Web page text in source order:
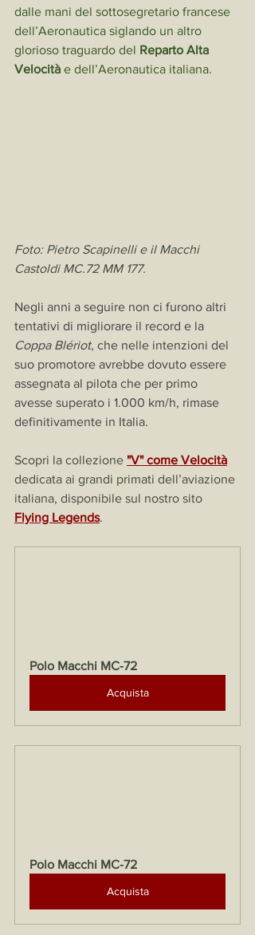
dalle mani del sottosegretario francese
dell’Aeronautica siglando un altro
glorioso traguardo del Reparto Alta
Velocità e dell’Aeronautica italiana.
Foto: Pietro Scapinelli e il Macchi
Castoldi MC.72 MM 177.
Negli anni a seguire non ci furono altri
tentativi di migliorare il record e la
Coppa Blériot, che nelle intenzioni del
suo promotore avrebbe dovuto essere
assegnata al pilota che per primo
avesse superato i 1.000 km/h, rimase
definitivamente in Italia.
Scopri la collezione "V" come Velocità
dedicata ai grandi primati dell’aviazione
italiana, disponibile sul nostro sito
Flying Legends.
Polo Macchi MC-72
Acquista
Polo Macchi MC-72
Acquista